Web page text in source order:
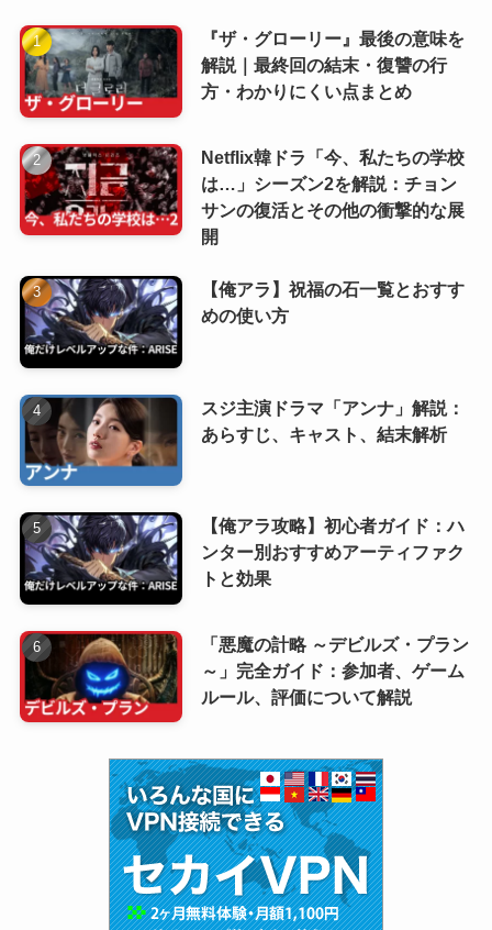
『ザ・グローリー』最後の意味を
解説｜最終回の結末・復讐の行
方・わかりにくい点まとめ
Netflix韓ドラ「今、私たちの学校
は…」シーズン2を解説：チョン
サンの復活とその他の衝撃的な展
開
【俺アラ】祝福の石一覧とおすす
めの使い方
スジ主演ドラマ「アンナ」解説：
あらすじ、キャスト、結末解析
【俺アラ攻略】初心者ガイド：ハ
ンター別おすすめアーティファク
トと効果
「悪魔の計略 ～デビルズ・プラン
～」完全ガイド：参加者、ゲーム
ルール、評価について解説